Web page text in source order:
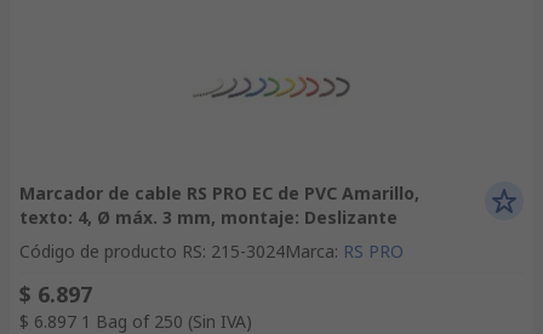
Marcador de cable RS PRO EC de PVC Amarillo,
texto: 4, Ø máx. 3 mm, montaje: Deslizante
Código de producto RS: 215-3024Marca: RS PRO
$ 6.897
$ 6.897 1 Bag of 250 (Sin IVA)